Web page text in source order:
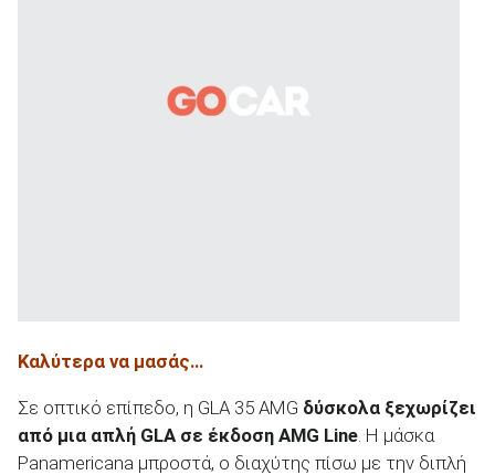
Καλύτερα να μασάς…
Σε οπτικό επίπεδο, η GLA 35 AMG δύσκολα ξεχωρίζει
από μια απλή GLA σε έκδοση AMG Line . Η μάσκα
Panamericana μπροστά, ο διαχύτης πίσω με την διπλή